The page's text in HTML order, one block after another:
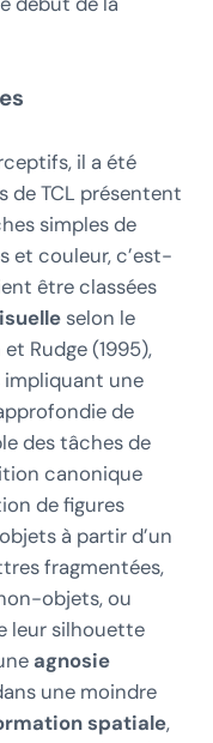
il a été
de TCL présentent
simples de
et couleur, c’est-
être classées
selon le
Rudge (1995),
impliquant une
de
des tâches de
canonique
de figures
à partir d’un
fragmentées,
objets, ou
leur silhouette
agnosie
une moindre
spatiale,